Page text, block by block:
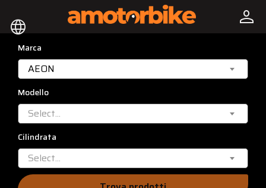
language person
Marca
AEON
Modello
Select...
Cilindrata
Select...